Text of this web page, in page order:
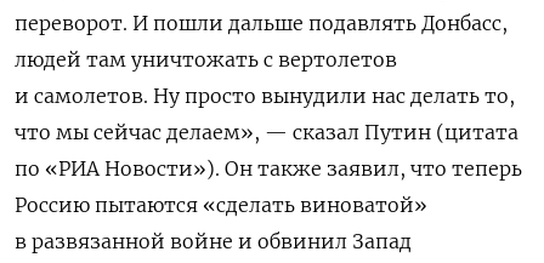
переворот. И пошли дальше подавлять Донбасс,
людей там уничтожать с вертолетов
и самолетов. Ну просто вынудили нас делать то,
что мы сейчас делаем», — сказал Путин (цитата
по «РИА Новости»). Он также заявил, что теперь
Россию пытаются «сделать виноватой»
в развязанной войне и обвинил Запад